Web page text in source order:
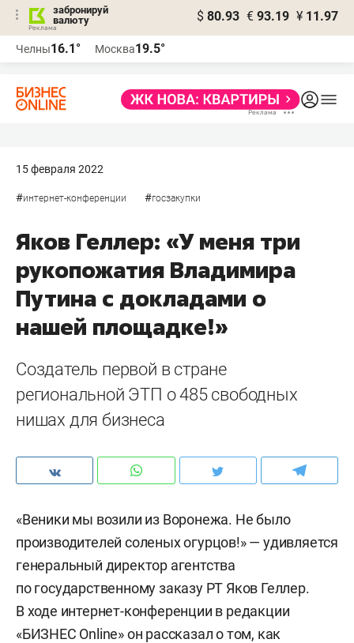
забронируй
валюту
$ 80.93 € 93.19 ¥ 11.97
Челны16.1° Москва19.5°
15 февраля 2022
#интернет-конференции #госзакупки
Яков Геллер: «У меня три
рукопожатия Владимира
Путина с докладами о
нашей площадке!»
Создатель первой в стране
региональной ЭТП о 485 свободных
нишах для бизнеса
«Веники мы возили из Воронежа. Не было
производителей соленых огурцов!» — удивляется
генеральный директор агентства
по государственному заказу РТ Яков Геллер.
В ходе интернет-конференции в редакции
«БИЗНЕС Online» он рассказал о том, как